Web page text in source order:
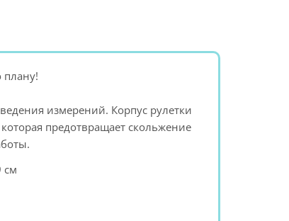
плану!
измерений. Корпус рулетки
предотвращает скольжение
см